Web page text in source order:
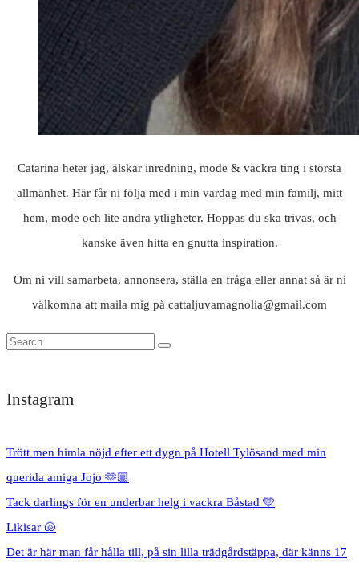
Catarina heter jag, älskar inredning, mode & vackra ting i största
allmänhet. Här får ni följa med i min vardag med min familj, mitt
hem, mode och lite andra ytligheter. Hoppas du ska trivas, och
kanske även hitta en gnutta inspiration.
Om ni vill samarbeta, annonsera, ställa en fråga eller annat så är ni
välkomna att maila mig på cattaljuvamagnolia@gmail.com
Instagram
Trött men himla nöjd efter ett dygn på Hotell Tylösand med min
querida amiga Jojo 🫶🏼
Tack darlings för en underbar helg i vackra Båstad 🩵
Likisar 🐚
Det är här man får hålla till, på sin lilla trädgårdstäppa, där känns 17